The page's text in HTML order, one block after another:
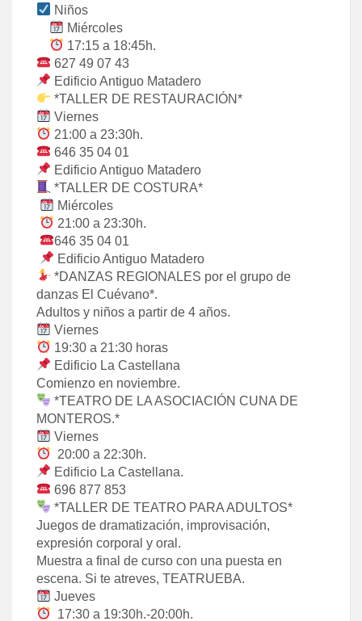
Niños
Miércoles
17:15 a 18:45h.
627 49 07 43
Edificio Antiguo Matadero
*TALLER DE RESTAURACIÓN*
Viernes
21:00 a 23:30h.
646 35 04 01
Edificio Antiguo Matadero
*TALLER DE COSTURA*
Miércoles
21:00 a 23:30h.
646 35 04 01
Edificio Antiguo Matadero
*DANZAS REGIONALES por el grupo de
danzas El Cuévano*.
Adultos y niños a partir de 4 años.
Viernes
19:30 a 21:30 horas
Edificio La Castellana
Comienzo en noviembre.
*TEATRO DE LA ASOCIACIÓN CUNA DE
MONTEROS.*
Viernes
20:00 a 22:30h.
Edificio La Castellana.
696 877 853
*TALLER DE TEATRO PARA ADULTOS*
Juegos de dramatización, improvisación,
expresión corporal y oral.
Muestra a final de curso con una puesta en
escena. Si te atreves, TEATRUEBA.
Jueves
17:30 a 19:30h.-20:00h.